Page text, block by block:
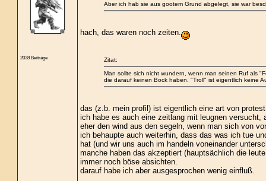
2038 Beiträge
Aber ich hab sie aus gootem Grund abgelegt, sie war
hach, das waren noch zeiten.
Zitat:
Man sollte sich nicht wundern, wenn man seinen Ruf als
die darauf keinen Bock haben. "Troll" ist eigentlich keine
das (z.b. mein profil) ist eigentlich eine art von
ich habe es auch eine zeitlang mit leugnen versucht,
eher den wind aus den segeln, wenn man sich von
ich behaupte auch weiterhin, dass das was ich tue
hat (und wir uns auch im handeln voneinander
manche haben das akzeptiert (hauptsächlich die
immer noch böse absichten.
darauf habe ich aber ausgesprochen wenig einfluß.